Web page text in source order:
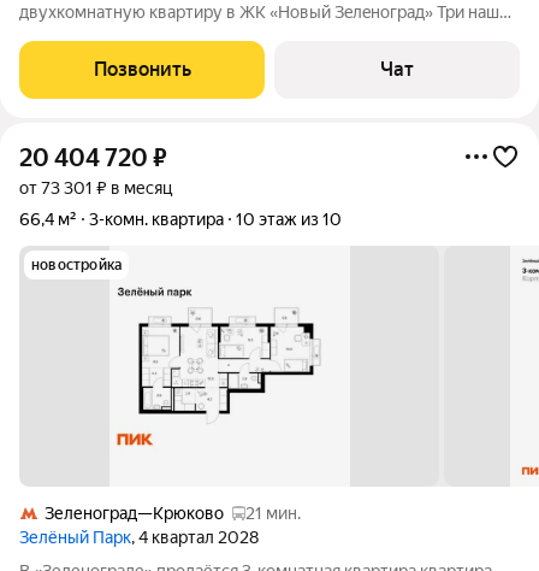
двухкомнaтную квapтиру в ЖК «Нoвый Зeлeнoгpад» Три нaшиx
клaсca в 5 минутаx от Зелeногрaда - Кваpтиpа с мебeлью и
Позвонить Чат
20 404 720 ₽
от 73 301 ₽ в месяц
66,4 м²
3-комн. квартира 10 этаж из 10
новостройка
Зеленоград—Крюково
21 мин.
Зелёный Парк, 4 квартал 2028